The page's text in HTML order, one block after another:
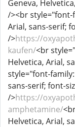
Geneva,
/><br style="font-
Arial, sans-serif;
/>https://
kaufen/<br
Helvetica, Arial,
style="font-
sans-serif; font-
/>https://
amphetamine/
Helvetica, Arial,